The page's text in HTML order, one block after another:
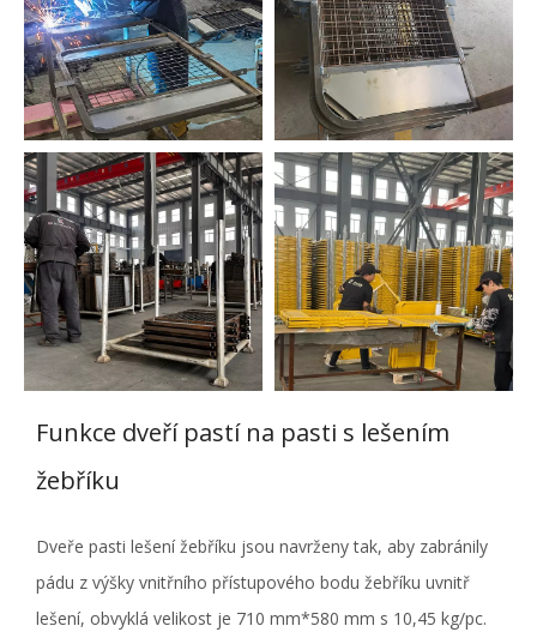
Funkce dveří pastí na pasti s lešením
žebříku
Dveře pasti lešení žebříku jsou navrženy tak, aby zabránily
pádu z výšky vnitřního přístupového bodu žebříku uvnitř
lešení, obvyklá velikost je 710 mm*580 mm s 10,45 kg/pc.